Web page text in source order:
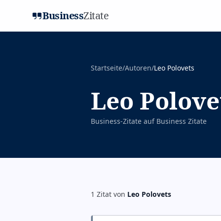
BusinessZitate
Startseite/Autoren/Leo Polovets
Leo
Business-Zitate auf Business Zitate
1 Zitat von Leo Polovets